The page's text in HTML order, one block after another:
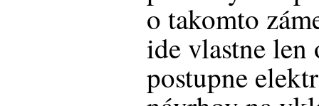
o takomto
ide vlastne len
postupne